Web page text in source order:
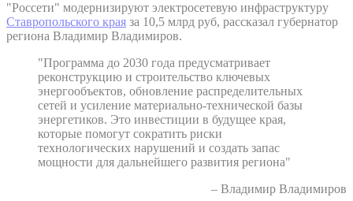
"Россети" модернизируют электросетевую инфраструктуру
Ставропольского края за 10,5 млрд руб, рассказал губернатор
региона Владимир Владимиров.
"Программа до 2030 года предусматривает
реконструкцию и строительство ключевых
энергообъектов, обновление распределительных
сетей и усиление материально-технической базы
энергетиков. Это инвестиции в будущее края,
которые помогут сократить риски
технологических нарушений и создать запас
мощности для дальнейшего развития региона"
– Владимир Владимиров